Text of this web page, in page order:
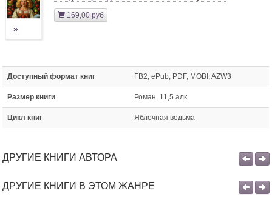
»
169,00 руб
Доступный формат книг FB2, ePub, PDF, MOBI, AZW3
Размер книги Роман. 11,5 алк
Цикл книг Яблочная ведьма
ДРУГИЕ КНИГИ АВТОРА
ДРУГИЕ КНИГИ В ЭТОМ ЖАНРЕ